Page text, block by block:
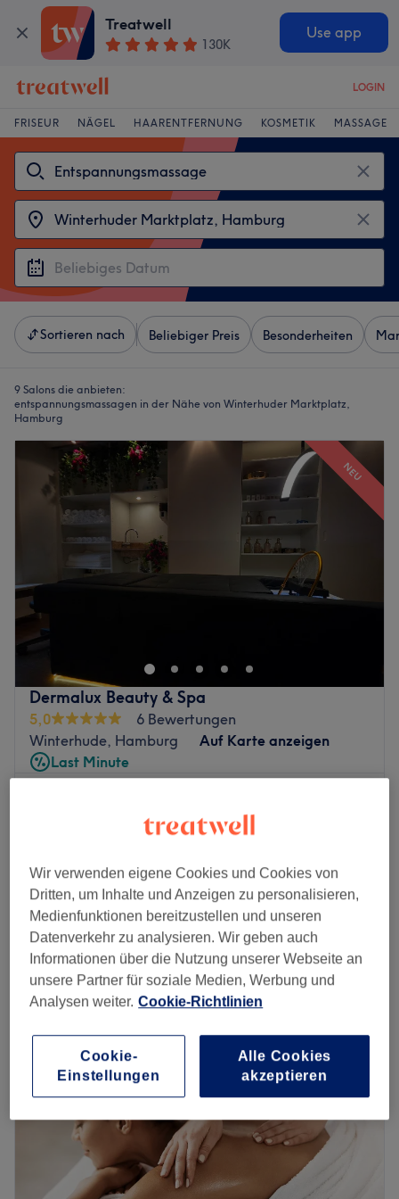
Treatwell
130K
Use app
LOGIN
FRISEUR NÄGEL HAARENTFERNUNG KOSMETIK MASSAGE
Sortieren nach Beliebiger Preis Besonderheiten
9 Salons die anbieten:
entspannungsmassagen in der Nähe von Winterhuder Marktplatz,
Hamburg
NEU
Dermalux Beauty & Spa
5,0
6 Bewertungen
Winterhude, Hamburg
Auf Karte anzeigen
Last Minute
ab 35,10 €
Oberkörper-Wellnessmassage
1 Std.
Spare bis zu 10%
Intensive oberkörpermassage
45 Min.
ab 49,50 €
Spare bis zu 10%
Schnellansicht Saloninfos
Montag 10:00–
Dienstag
Mittwoch
10:00–20:00
Donnerstag
10:00–20:00
Freitag
10:00–20:00
Samstag
10:00–20:00
Sonntag
Geschlossen
Bei Dermalux Beauty & Spa in Hamburg kannst du dem
Alltagsstress entkommen und dich dabei rundum
Wir verwenden eigene Cookies und Cookies von
Dritten, um Inhalte und Anzeigen zu personalisieren,
Medienfunktionen bereitzustellen und unseren
Datenverkehr zu analysieren. Wir geben auch
Informationen über die Nutzung unserer Webseite an
unsere Partner für soziale Medien, Werbung und
Analysen weiter. Cookie-Richtlinien
Cookie-
Einstellungen
Alle Cookies
akzeptieren